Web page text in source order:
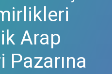
Arap
Pazarına